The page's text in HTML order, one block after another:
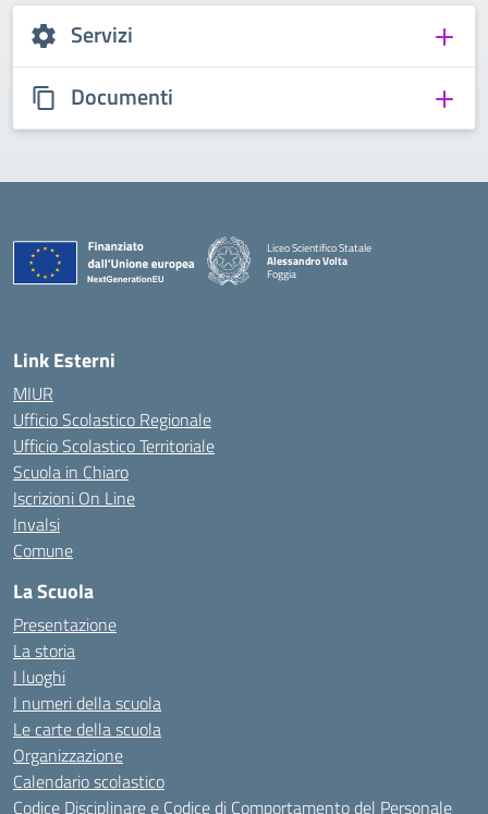
Servizi
Documenti
Liceo Scientifico Statale
Alessandro Volta
Foggia
— Visita la pagina iniziale della scuola
Link Esterni
MIUR
Ufficio Scolastico Regionale
Ufficio Scolastico Territoriale
Scuola in Chiaro
Iscrizioni On Line
Invalsi
Comune
La Scuola
Presentazione
La storia
I luoghi
I numeri della scuola
Le carte della scuola
Organizzazione
Calendario scolastico
Codice Disciplinare e Codice di Comportamento del Personale